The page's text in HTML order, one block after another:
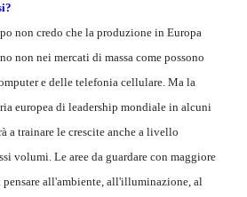
non credo che la produzione in Europa
non nei mercati di massa come possono
e delle telefonia cellulare. Ma la
europea di leadership mondiale in alcuni
a trainare le crescite anche a livello
volumi. Le aree da guardare con maggiore
pensare all'ambiente, all'illuminazione, al